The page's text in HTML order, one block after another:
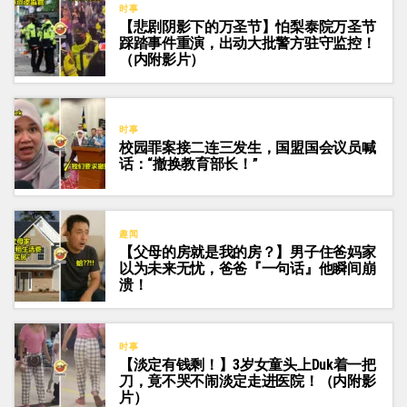
时事
【悲剧阴影下的万圣节】怕梨泰院万圣节
踩踏事件重演，出动大批警方驻守监控！
（内附影片）
时事
校园罪案接二连三发生，国盟国会议员喊
话：“撤换教育部长！”
趣闻
【父母的房就是我的房？】男子住爸妈家
以为未来无忧，爸爸『一句话』他瞬间崩
溃！
时事
【淡定有钱剩！】3岁女童头上Duk着一把
刀，竟不哭不闹淡定走进医院！（内附影
片）